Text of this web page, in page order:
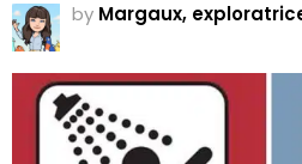
by Margaux,